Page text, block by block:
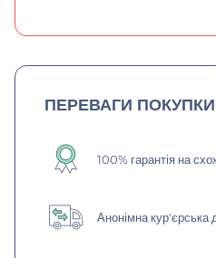
ПЕРЕВАГИ ПОКУПКИ
100% гарантія на
Анонімна кур'єрська